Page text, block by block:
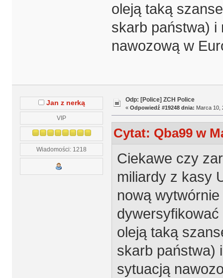
oleją taką
skarb państwa) i
nawozową w
Jan z nerką
VIP
Wiadomości: 1218
Odp: [Police] ZCH Police
« Odpowiedź #19248 dnia: Marca 10,
Cytat: Qba99 w
Ciekawe czy
miliardy z kasy
nową
dywersyfikować
oleją taką
skarb państwa)
sytuacją